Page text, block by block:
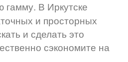
гамму. В Иркутске
и просторных
и сделать это
сэкономите на